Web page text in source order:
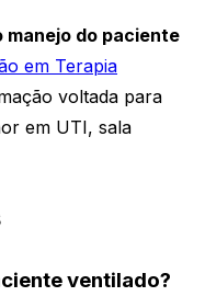
manejo do paciente
em Terapia
voltada para
em UTI, sala
ventilado?